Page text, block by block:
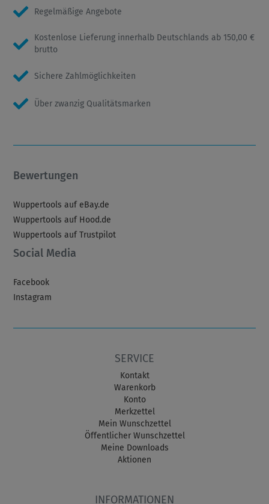
Regelmäßige Angebote
Kostenlose Lieferung innerhalb Deutschlands ab 150,00 €
brutto
Sichere Zahlmöglichkeiten
Über zwanzig Qualitätsmarken
Bewertungen
Wuppertools auf eBay.de
Wuppertools auf Hood.de
Wuppertools auf Trustpilot
Social Media
Facebook
Instagram
SERVICE
Kontakt
Warenkorb
Konto
Merkzettel
Mein Wunschzettel
Öffentlicher Wunschzettel
Meine Downloads
Aktionen
INFORMATIONEN